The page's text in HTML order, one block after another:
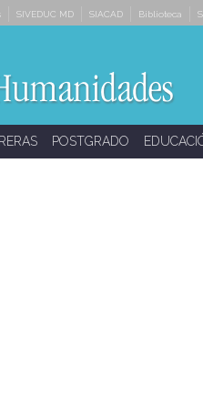
SIVEDUC MD SIACAD Biblioteca
POSTGRADO